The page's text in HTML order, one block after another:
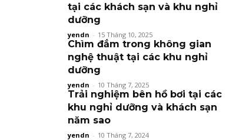
tại các khách sạn và khu nghỉ
dưỡng
yendn - 15 Tháng 10, 2025
Chìm đắm trong không gian
nghệ thuật tại các khu nghỉ
dưỡng
yendn - 10 Tháng 7, 2025
Trải nghiệm bên hồ bơi tại các
khu nghỉ dưỡng và khách sạn
năm sao
yendn - 10 Tháng 7, 2024